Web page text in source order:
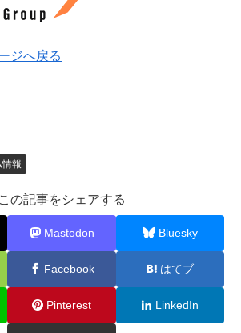
ジへ戻る
報
この記事をシェアする
Mastodon Bluesky
Facebook はてブ
Pinterest LinkedIn